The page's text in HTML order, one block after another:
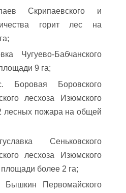
Скрипаевского и
горит лес на
Чугуево-Бабчанского
9 га;
Боровая Боровского
лесхоза Изюмского
лесных пожара на общей
Сеньковского
лесхоза Изюмского
более 2 га;
Бышкин Первомайского